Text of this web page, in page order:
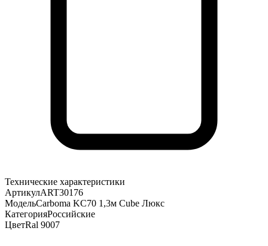
Технические характеристики
АртикулART30176
МодельCarboma KC70 1,3м Cube Люкс
КатегорияРоссийские
ЦветRal 9007